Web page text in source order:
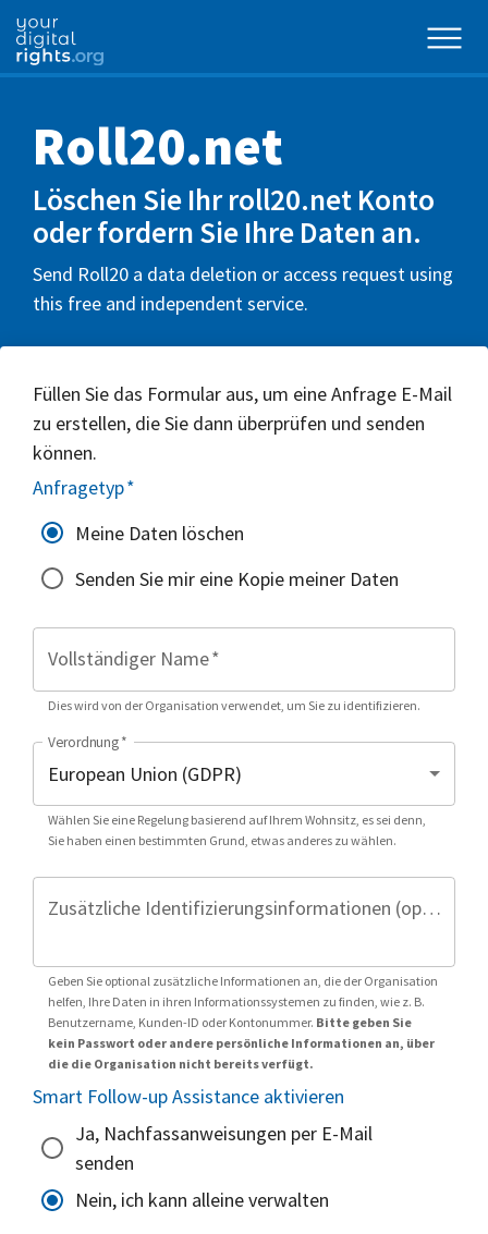
Roll20.net
Löschen Sie Ihr roll20.net Konto
oder fordern Sie Ihre Daten an.
Send Roll20 a data deletion or access request using
this free and independent service.
Füllen Sie das Formular aus, um eine Anfrage E-Mail
zu erstellen, die Sie dann überprüfen und senden
können.
Anfragetyp*
Meine Daten löschen
Senden Sie mir eine Kopie meiner Daten
Vollständiger Name*
Dies wird von der Organisation verwendet, um Sie zu identifizieren.
Verordnung*
Wählen Sie eine Regelung basierend auf Ihrem Wohnsitz, es sei denn,
Sie haben einen bestimmten Grund, etwas anderes zu wählen.
Zusätzliche Identifizierungsinformationen (optional)
Geben Sie optional zusätzliche Informationen an, die der Organisation
helfen, Ihre Daten in ihren Informationssystemen zu finden, wie z. B.
Benutzername, Kunden-ID oder Kontonummer. Bitte geben Sie
kein Passwort oder andere persönliche Informationen an, über
die die Organisation nicht bereits verfügt.
Smart Follow-up Assistance aktivieren
Ja, Nachfassanweisungen per E-Mail
senden
Nein, ich kann alleine verwalten